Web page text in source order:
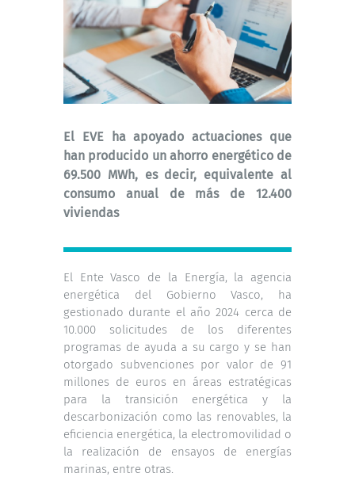
El EVE ha apoyado actuaciones que
han producido un ahorro energético de
69.500 MWh, es decir, equivalente al
consumo anual de más de 12.400
viviendas
El Ente Vasco de la Energía, la agencia
energética del Gobierno Vasco, ha
gestionado durante el año 2024 cerca de
10.000 solicitudes de los diferentes
programas de ayuda a su cargo y se han
otorgado subvenciones por valor de 91
millones de euros en áreas estratégicas
para la transición energética y la
descarbonización como las renovables, la
eficiencia energética, la electromovilidad o
la realización de ensayos de energías
marinas, entre otras.